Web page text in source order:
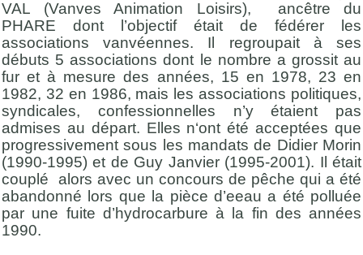
VAL (Vanves Animation Loisirs), ancêtre du
PHARE dont l’objectif était de fédérer les
associations vanvéennes. Il regroupait à ses
débuts 5 associations dont le nombre a grossit au
fur et à mesure des années, 15 en 1978, 23 en
1982, 32 en 1986, mais les associations politiques,
syndicales, confessionnelles n’y étaient pas
admises au départ. Elles n‘ont été acceptées que
progressivement sous les mandats de Didier Morin
(1990-1995) et de Guy Janvier (1995-2001). Il était
couplé alors avec un concours de pêche qui a été
abandonné lors que la pièce d’eeau a été polluée
par une fuite d’hydrocarbure à la fin des années
1990.